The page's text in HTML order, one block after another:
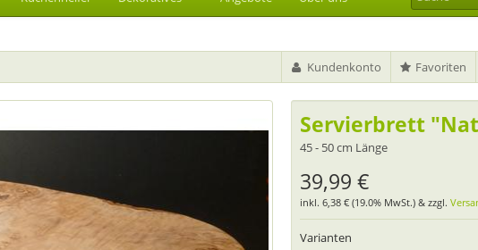
Favoriten
Kundenkonto
Servierbrett
45 - 50 cm Länge
39,99 €
inkl. 6,38 € (19.0% MwSt.) & zzgl.
Varianten